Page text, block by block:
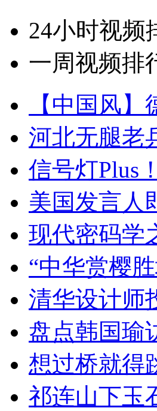
24小时视频
一周视频排
【中国风
河北无腿老
信号灯Plus
美国发言人
现代密码
“中华赏樱
清华设计师
盘点韩国瑜
想过桥就得
祁连山下玉